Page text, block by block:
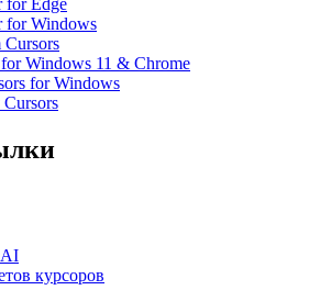
for Edge
for Windows
Windows 11 & Chrome
for Windows
Cursors
AI
курсоров